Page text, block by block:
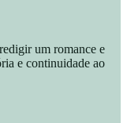
um romance e
e continuidade ao